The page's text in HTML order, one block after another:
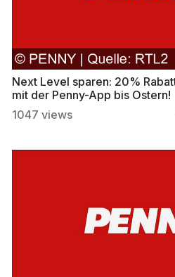
Next Level sparen: 20%
mit der Penny-App bis Ostern!
1047 views